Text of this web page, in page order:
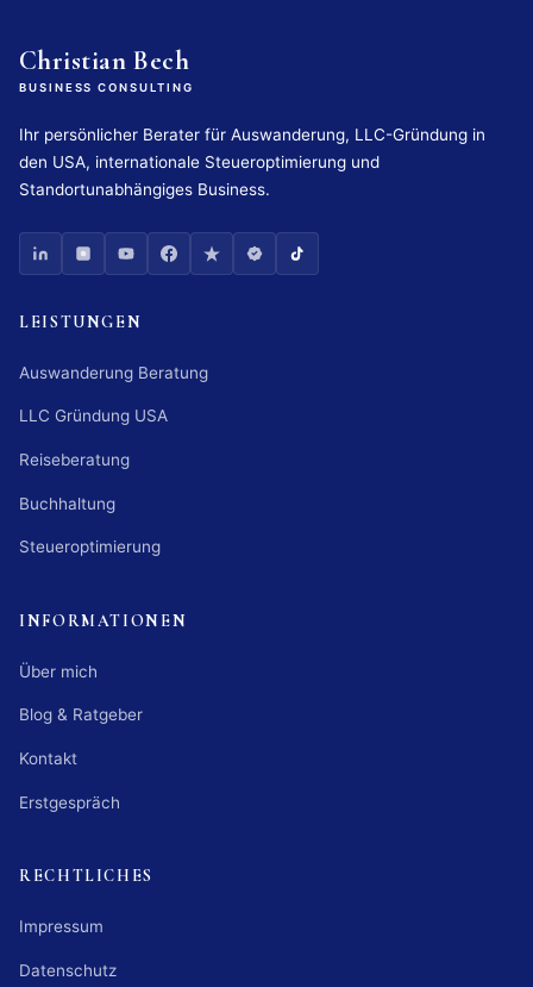
Christian Bech
BUSINESS CONSULTING
Ihr persönlicher Berater für Auswanderung, LLC-Gründung in
den USA, internationale Steueroptimierung und
Standortunabhängiges Business.
LEISTUNGEN
Auswanderung Beratung
LLC Gründung USA
Reiseberatung
Buchhaltung
Steueroptimierung
INFORMATIONEN
Über mich
Blog & Ratgeber
Kontakt
Erstgespräch
RECHTLICHES
Impressum
Datenschutz